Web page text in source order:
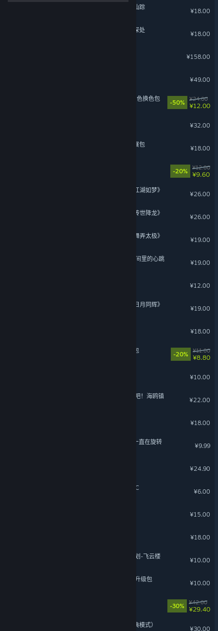
了不起的修仙模拟器 - 武当仙踪
¥18.00
了不起的修仙模拟器 - 竹林深处
¥18.00
¥158.00
¥49.00
苍翼：混沌效应【X档案】角色换色包
-50%
¥24.00
¥12.00
¥32.00
仙剑奇侠传七 - 人间如梦扩展包
¥18.00
-20%
¥12.00
¥9.60
下一站江湖Ⅱ-纯外观DLC《江湖如梦》
¥26.00
下一站江湖Ⅱ-纯外观DLC《传世降龙》
¥26.00
下一站江湖Ⅱ-纯外观DLC《舞弄太极》
¥19.00
完蛋！我被美女包围了！-房间里的心跳
¥19.00
¥12.00
下一站江湖Ⅱ-纯外观DLC《日月同辉》
¥19.00
¥18.00
动物栏：桌面牧场 - 支持者包
-20%
¥11.00
¥8.80
¥10.00
风来之国 (Eastward) - 复活吧！海鸥镇
¥22.00
¥18.00
少年的人间奇遇：世界只是一直在旋转
¥9.99
¥24.90
星砂岛 林间小筑系列家具DLC
¥6.00
¥15.00
¥18.00
东方：平野孤鸿 薪火长燃计划-飞云楼
¥10.00
东方：平野孤鸿 数字豪华版升级包
¥10.00
-30%
¥42.00
¥29.40
月圆之夜 - 小红帽日记（经典模式）
¥30.00